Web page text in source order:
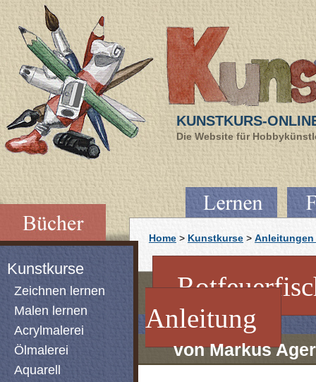
KUNSTKURS-
Die Website für
Kunstkurse
Zeichnen lernen
Malen lernen
Acrylmalerei
Ölmalerei
Aquarell
Home > Kunstkurse > Anleitungen
Anleitung
von Markus